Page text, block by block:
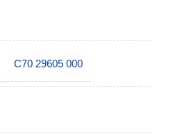
С70 29605 000